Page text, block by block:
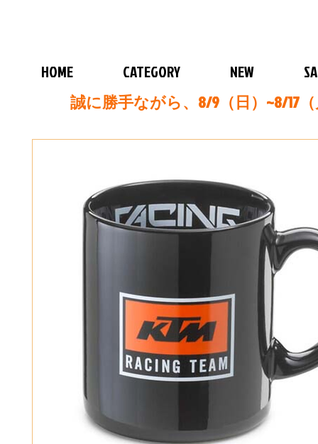
HOME CATEGORY NEW
誠に勝手ながら、8/9（日）~8/17